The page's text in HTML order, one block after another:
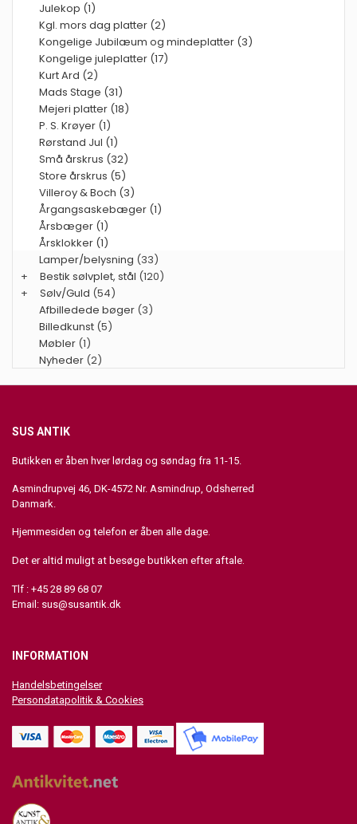
Julekop (1)
Kgl. mors dag platter (2)
Kongelige Jubilæum og mindeplatter (3)
Kongelige juleplatter (17)
Kurt Ard (2)
Mads Stage (31)
Mejeri platter (18)
P. S. Krøyer (1)
Rørstand Jul (1)
Små årskrus (32)
Store årskrus (5)
Villeroy & Boch (3)
Årgangsaskebæger (1)
Årsbæger (1)
Årsklokker (1)
Lamper/belysning (33)
+
Bestik sølvplet, stål (120)
+
Sølv/Guld (54)
Afbilledede bøger (3)
Billedkunst (5)
Møbler (1)
Nyheder (2)
SUS ANTIK
Butikken er åben hver lørdag og søndag fra 11-15.
Asmindrupvej 46, DK-4572 Nr. Asmindrup, Odsherred
Danmark.
Hjemmesiden og telefon er åben alle dage.
Det er altid muligt at besøge butikken efter aftale.
Tlf : +45 28 89 68 07
Email: sus@susantik.dk
INFORMATION
Handelsbetingelser
Persondatapolitik & Cookies